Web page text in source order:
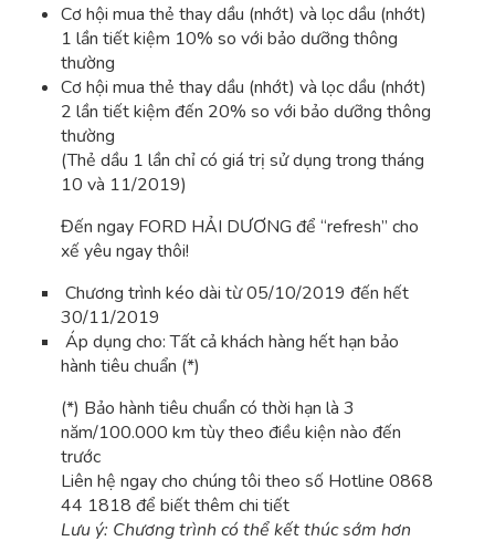
Cơ hội mua thẻ thay dầu (nhớt) và lọc dầu (nhớt)
1 lần tiết kiệm 10% so với bảo dưỡng thông
thường
Cơ hội mua thẻ thay dầu (nhớt) và lọc dầu (nhớt)
2 lần tiết kiệm đến 20% so với bảo dưỡng thông
thường
(Thẻ dầu 1 lần chỉ có giá trị sử dụng trong tháng
10 và 11/2019)
Đến ngay FORD HẢI DƯƠNG để “refresh” cho
xế yêu ngay thôi!
Chương trình kéo dài từ 05/10/2019 đến hết
30/11/2019
Áp dụng cho: Tất cả khách hàng hết hạn bảo
hành tiêu chuẩn (*)
(*) Bảo hành tiêu chuẩn có thời hạn là 3
năm/100.000 km tùy theo điều kiện nào đến
trước
Liên hệ ngay cho chúng tôi theo số Hotline 0868
44 1818 để biết thêm chi tiết
Lưu ý: Chương trình có thể kết thúc sớm hơn